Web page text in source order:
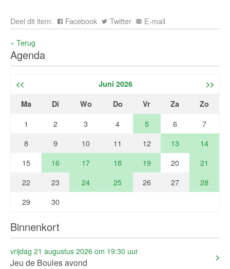
Deel dit item: Facebook Twitter
E-mail
« Terug
Agenda
<< Juni 2026
>>
Ma
Di Wo Do Vr Za Zo
1 2 3 4 5 6
7
8
9 10 11 12 13
14
15
16 17 18 19 20
21
22
23 24 25 26 27
28
29
30
Binnenkort
vrijdag 21 augustus 2026 om 19:30 uur
Jeu de Boules avond